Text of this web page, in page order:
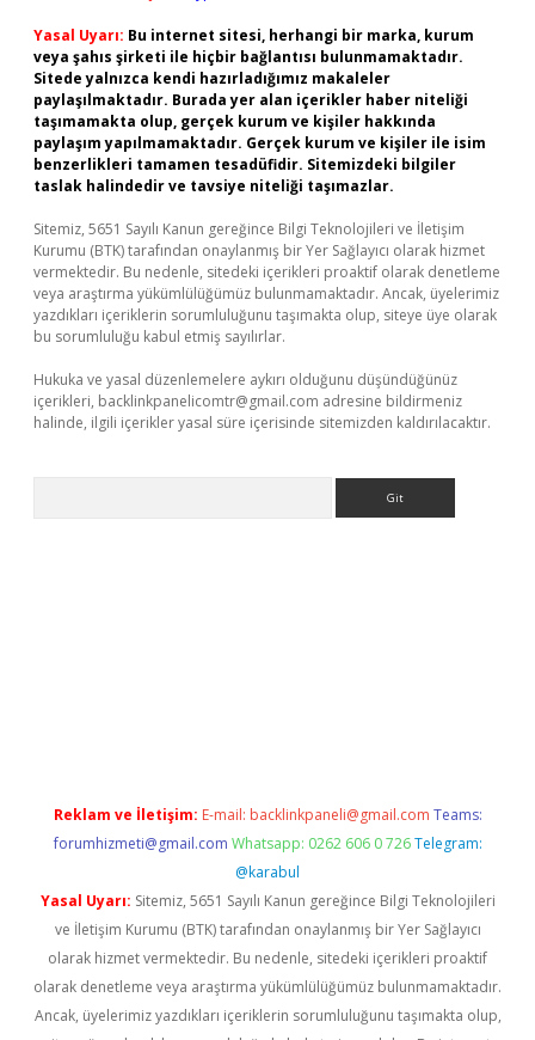
Yasal Uyarı: Bu internet sitesi, herhangi bir marka, kurum
veya şahıs şirketi ile hiçbir bağlantısı bulunmamaktadır.
Sitede yalnızca kendi hazırladığımız makaleler
paylaşılmaktadır. Burada yer alan içerikler haber niteliği
taşımamakta olup, gerçek kurum ve kişiler hakkında
paylaşım yapılmamaktadır. Gerçek kurum ve kişiler ile isim
benzerlikleri tamamen tesadüfidir. Sitemizdeki bilgiler
taslak halindedir ve tavsiye niteliği taşımazlar.
Sitemiz, 5651 Sayılı Kanun gereğince Bilgi Teknolojileri ve İletişim
Kurumu (BTK) tarafından onaylanmış bir Yer Sağlayıcı olarak hizmet
vermektedir. Bu nedenle, sitedeki içerikleri proaktif olarak denetleme
veya araştırma yükümlülüğümüz bulunmamaktadır. Ancak, üyelerimiz
yazdıkları içeriklerin sorumluluğunu taşımakta olup, siteye üye olarak
bu sorumluluğu kabul etmiş sayılırlar.
Hukuka ve yasal düzenlemelere aykırı olduğunu düşündüğünüz
içerikleri, backlinkpanelicomtr@gmail.com adresine bildirmeniz
halinde, ilgili içerikler yasal süre içerisinde sitemizden kaldırılacaktır.
Reklam ve İletişim: E-mail: backlinkpaneli@gmail.com Teams:
forumhizmeti@gmail.com Whatsapp: 0262 606 0 726 Telegram:
@karabul
Yasal Uyarı: Sitemiz, 5651 Sayılı Kanun gereğince Bilgi Teknolojileri
ve İletişim Kurumu (BTK) tarafından onaylanmış bir Yer Sağlayıcı
olarak hizmet vermektedir. Bu nedenle, sitedeki içerikleri proaktif
olarak denetleme veya araştırma yükümlülüğümüz bulunmamaktadır.
Ancak, üyelerimiz yazdıkları içeriklerin sorumluluğunu taşımakta olup,